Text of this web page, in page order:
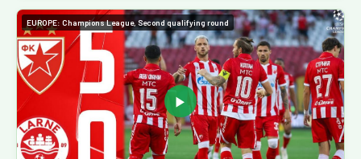
▶
EUROPE: Champions League, Second qualifying round